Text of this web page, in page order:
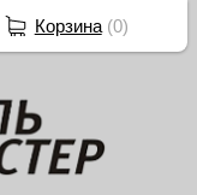
Корзина(0)